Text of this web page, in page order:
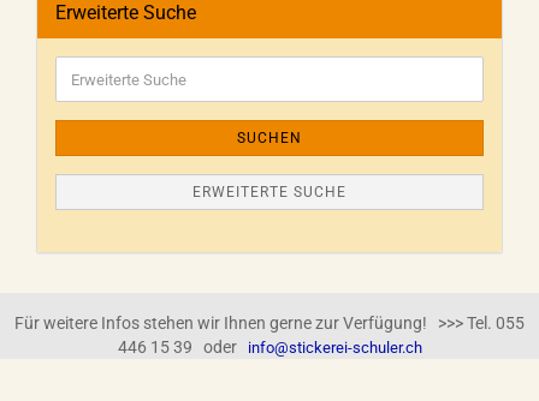
Erweiterte Suche
SUCHEN
ERWEITERTE SUCHE
Für weitere Infos stehen wir Ihnen gerne zur Verfügung! >>> Tel. 055
446 15 39 oder
info@stickerei-schuler.ch